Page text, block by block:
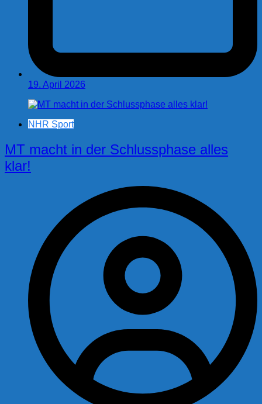
19. April 2026
NHR Sport
MT macht in der Schlussphase alles
klar!